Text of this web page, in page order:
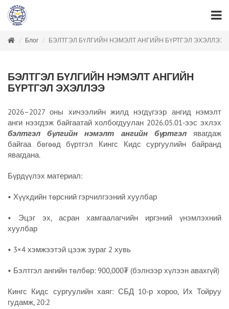
Блог БЭЛТГЭЛ БҮЛГИЙН НЭМЭЛТ АНГИЙН БҮРТГЭЛ ЭХЭЛЛЭЭ
БЭЛТГЭЛ БҮЛГИЙН НЭМЭЛТ АНГИЙН
БҮРТГЭЛ ЭХЭЛЛЭЭ
2026–2027 оны хичээлийн жилд нэгдүгээр ангид нэмэлт
анги нээгдэж байгаатай холбогдуулан 2026.05.01-ээс эхлэх
бэлтгэл бүлгийн нэмэлт ангийн бүртгэлявагдаж
байгаа бөгөөд бүртгэл Кингс Кидс сургуулийн байранд
явагдана.
Бүрдүүлэх материал:
• Хүүхдийн төрсний гэрчилгээний хуулбар
• Эцэг эх, асран хамгаалагчийн иргэний үнэмлэхний
хуулбар
• 3×4 хэмжээтэй цээж зураг 2 хувь
• Бэлтгэл ангийн төлбөр: 900,000₮ (бэлнээр хүлээн авахгүй)
Кингс Кидс сургуулийн хаяг: СБД 10-р хороо, Их Тойруу
гудамж, 20:2